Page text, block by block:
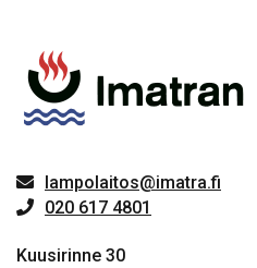
lampolaitos@imatra.fi
020 617 4801
Kuusirinne 30